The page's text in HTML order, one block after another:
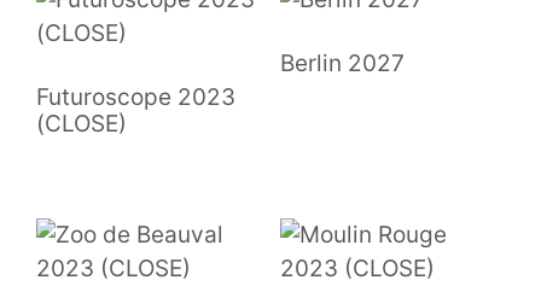
Futuroscope 2023
(CLOSE)
Berlin 2027